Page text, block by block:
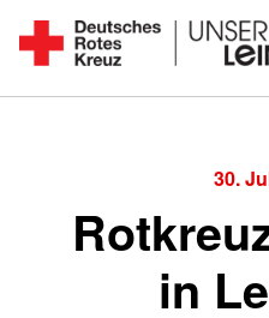
Zum
Inhalt
springen
1892
30.
in